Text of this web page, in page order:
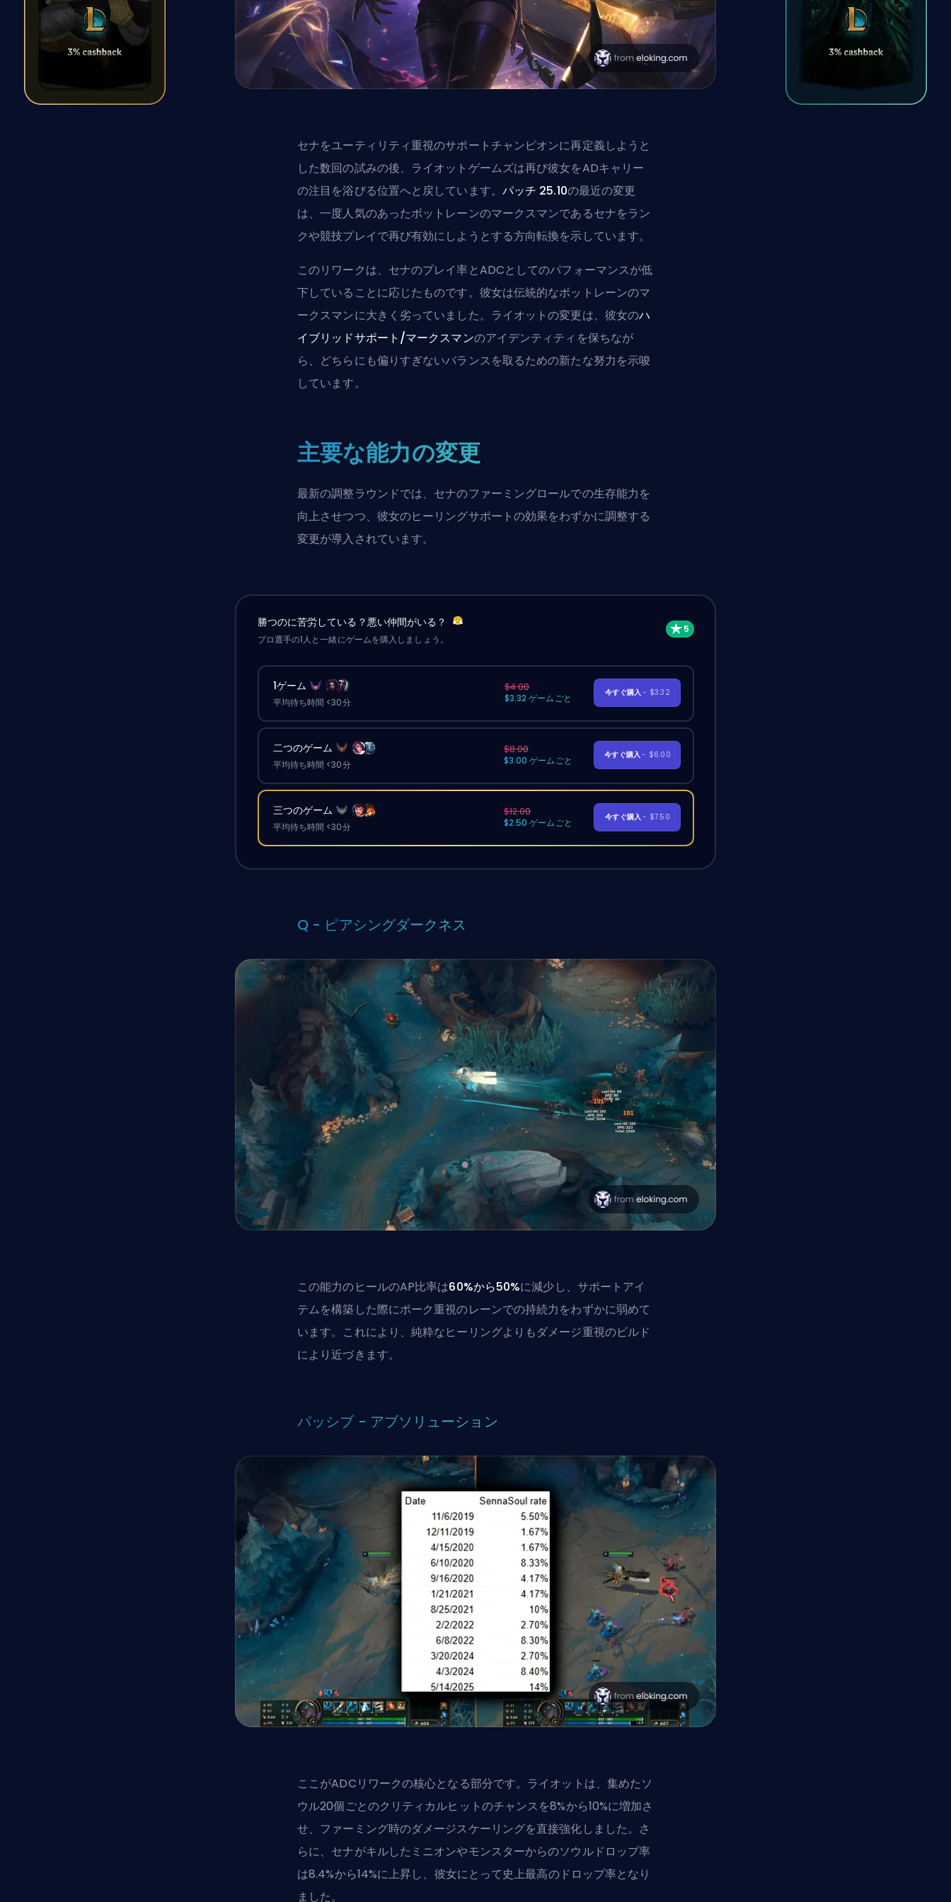
セナをユーティリティ重視のサポートチャンピオンに再定義しようと
した数回の試みの後、ライオットゲームズは再び彼女をADキャリー
の注目を浴びる位置へと戻しています。 パッチ 25.10の最近の変更
は、一度人気のあったボットレーンのマークスマンであるセナをラン
クや競技プレイで再び有効にしようとする方向転換を示しています。
このリワークは、セナのプレイ率とADCとしてのパフォーマンスが低
下していることに応じたものです。彼女は伝統的なボットレーンのマ
ークスマンに大きく劣っていました。ライオットの変更は、彼女のハ
イブリッドサポート/マークスマンのアイデンティティを保ちなが
ら、どちらにも偏りすぎないバランスを取るための新たな努力を示唆
しています。
主要な能力の変更
最新の調整ラウンドでは、セナのファーミングロールでの生存能力を
向上させつつ、彼女のヒーリングサポートの効果をわずかに調整する
変更が導入されています。
勝つのに苦労している？悪い仲間がいる？
プロ選手の1人と一緒にゲームを購入しましょう。
1ゲーム
平均待ち時間 <30分
$4.00
$3.32 ゲームごと
今すぐ購入- $3.32
二つのゲーム
平均待ち時間 <30分
$8.00
$3.00 ゲームごと
今すぐ購入- $6.00
三つのゲーム
平均待ち時間 <30分
$12.00
$2.50 ゲームごと
今すぐ購入- $7.50
Q - ピアシングダークネス
この能力のヒールのAP比率は60%から50%に減少し、サポートアイ
テムを構築した際にポーク重視のレーンでの持続力をわずかに弱めて
います。これにより、純粋なヒーリングよりもダメージ重視のビルド
により近づきます。
パッシブ - アブソリューション
ここがADCリワークの核心となる部分です。ライオットは、集めたソ
ウル20個ごとのクリティカルヒットのチャンスを8%から10%に増加さ
せ、ファーミング時のダメージスケーリングを直接強化しました。さ
らに、セナがキルしたミニオンやモンスターからのソウルドロップ率
は8.4%から14%に上昇し、彼女にとって史上最高のドロップ率となり
ました。